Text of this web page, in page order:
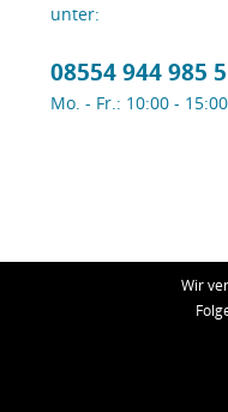
unter:
08554 944 985 5
Mo. - Fr.: 10:00 -
Wir